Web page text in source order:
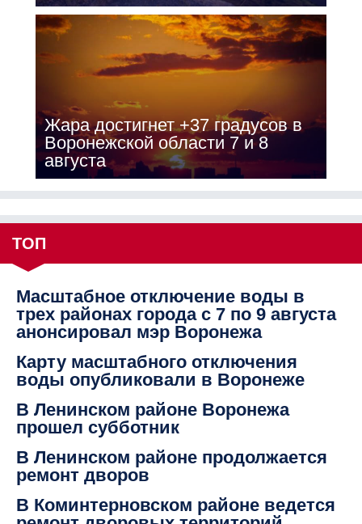
Жара достигнет +37 градусов в
Воронежской области 7 и 8
августа
ТОП
Масштабное отключение воды в
трех районах города с 7 по 9 августа
анонсировал мэр Воронежа
Карту масштабного отключения
воды опубликовали в Воронеже
В Ленинском районе Воронежа
прошел субботник
В Ленинском районе продолжается
ремонт дворов
В Коминтерновском районе ведется